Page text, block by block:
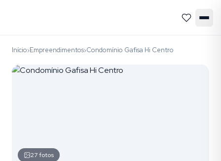
Início›Empreendimentos›Condomínio Gafisa Hi Centro
27fotos